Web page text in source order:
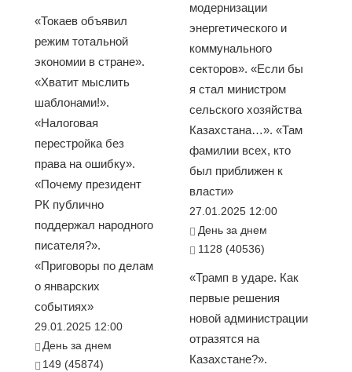
«Токаев объявил
режим тотальной
экономии в стране».
«Хватит мыслить
шаблонами!».
«Налоговая
перестройка без
права на ошибку».
«Почему президент
РК публично
поддержал народного
писателя?».
«Приговоры по делам
о январских
событиях»
29.01.2025 12:00
День за днем
149 (45874)
модернизации
энергетического и
коммунального
секторов». «Если бы
я стал министром
сельского хозяйства
Казахстана…». «Там
фамилии всех, кто
был приближен к
власти»
27.01.2025 12:00
День за днем
1128 (40536)
«Трамп в ударе. Как
первые решения
новой администрации
отразятся на
Казахстане?».